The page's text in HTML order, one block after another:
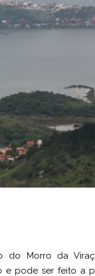
do Morro da
e pode ser feito a